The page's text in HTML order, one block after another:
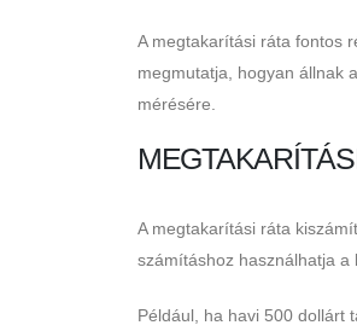
A megtakarítási ráta fontos
megmutatja, hogyan állnak
mérésére.
A megtakarítási ráta
számításhoz használhatja a
Például, ha havi 500 dollárt